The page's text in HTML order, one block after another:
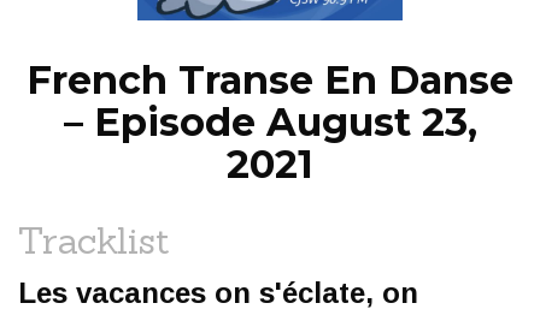
French Transe En Danse
– Episode August 23,
2021
Tracklist
Les vacances on s'éclate, on